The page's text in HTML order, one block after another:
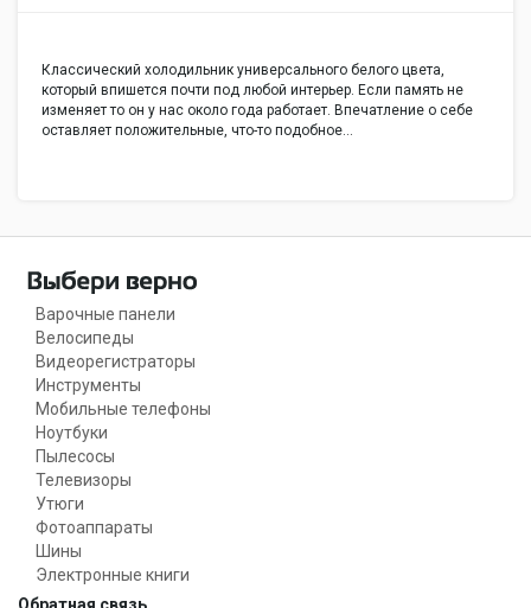
Классический холодильник универсального белого цвета,
который впишется почти под любой интерьер. Если память не
изменяет то он у нас около года работает. Впечатление о себе
оставляет положительные, что-то подобное…
Варочные панели
Велосипеды
Видеорегистраторы
Инструменты
Мобильные телефоны
Ноутбуки
Пылесосы
Телевизоры
Утюги
Фотоаппараты
Шины
Электронные книги